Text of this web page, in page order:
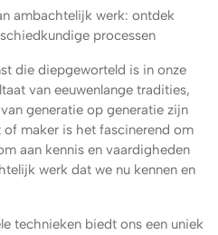
ambachtelijk werk: ontdek
processen
die diepgeworteld is in onze
van eeuwenlange tradities,
generatie op generatie zijn
maker is het fascinerend om
aan kennis en vaardigheden
werk dat we nu kennen en
technieken biedt ons een uniek